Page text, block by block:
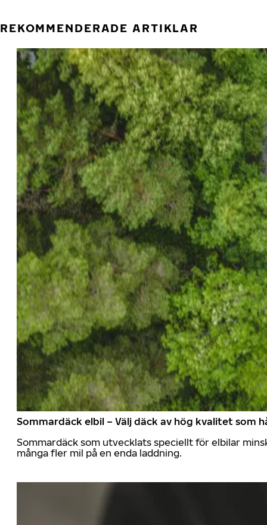
REKOMMENDERADE ARTIKLAR
Sommardäck elbil – Välj däck av hög kvalitet som
Sommardäck som utvecklats speciellt för elbilar
många fler mil på en enda laddning.